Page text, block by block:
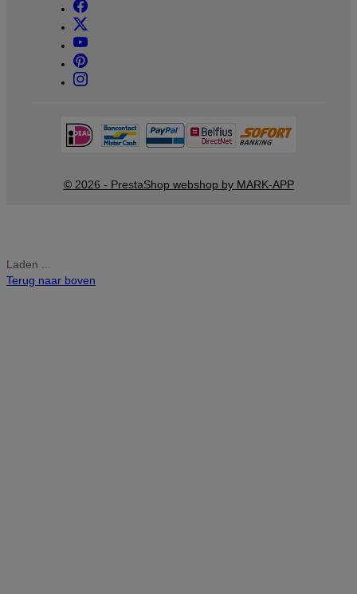
© 2026 - PrestaShop webshop by MARK-APP
Laden ...
Terug naar boven